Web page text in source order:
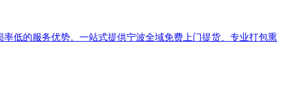
低的服务优势。一站式提供宁波全域免费上门提货、专业打包熏